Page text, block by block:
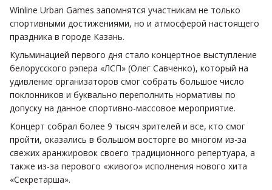
Winline Urban Games запомнятся участникам не только
спортивными достижениями, но и атмосферой настоящего
праздника в городе Казань.
Кульминацией первого дня стало концертное выступление
белорусского рэпера «ЛСП» (Олег Савченко), который на
удивление организаторов смог собрать большое число
поклонников и буквально переполнить нормативы по
допуску на данное спортивно-массовое мероприятие.
Концерт собрал более 9 тысяч зрителей и все, кто смог
пройти, оказались в большом восторге во многом из-за
свежих аранжировок своего традиционного репертуара, а
также из-за перового «живого» исполнения нового хита
«Секретарша».